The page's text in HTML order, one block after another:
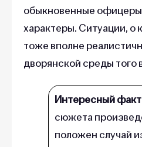
обыкновенные
характеры. Ситуации, о
тоже вполне
дворянской среды того
Интересный
сюжета
положен случай